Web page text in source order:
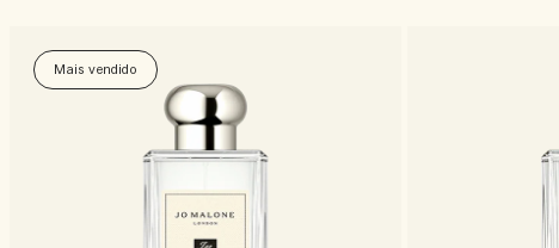
Mais vendido